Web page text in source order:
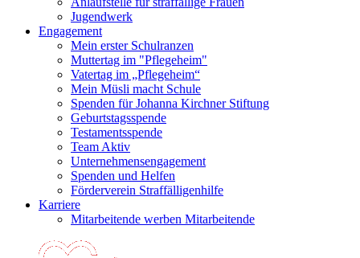
Jugendwerk
Engagement
Mein erster Schulranzen
Muttertag im "Pflegeheim"
Vatertag im „Pflegeheim“
Mein Müsli macht Schule
Spenden für Johanna Kirchner Stiftung
Geburtstagsspende
Testamentsspende
Team Aktiv
Unternehmensengagement
Spenden und Helfen
Förderverein Straffälligenhilfe
Karriere
Mitarbeitende werben Mitarbeitende